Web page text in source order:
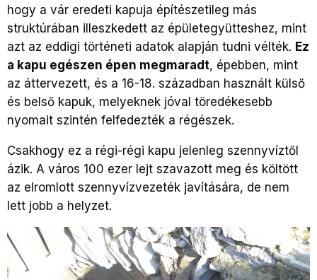
hogy a vár eredeti kapuja építészetileg más
struktúrában illeszkedett az épületegyütteshez, mint
azt az eddigi történeti adatok alapján tudni vélték. Ez
a kapu egészen épen megmaradt, épebben, mint
az áttervezett, és a 16-18. században használt külső
és belső kapuk, melyeknek jóval töredékesebb
nyomait szintén felfedezték a régészek.
Csakhogy ez a régi-régi kapu jelenleg szennyvíztől
ázik. A város 100 ezer lejt szavazott meg és költött
az elromlott szennyvízvezeték javítására, de nem
lett jobb a helyzet.